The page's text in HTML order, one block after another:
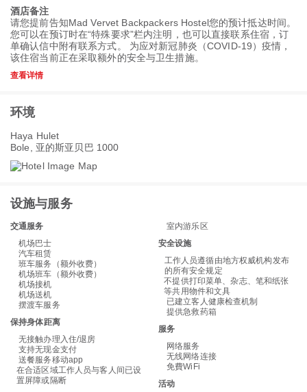
酒店备注
请您提前告知Mad Vervet Backpackers Hostel您的预计抵达时间。
您可以在预订时在“特殊要求”栏内注明，也可以直接联系住宿，订
单确认信中附有联系方式。 为应对新冠肺炎（COVID-19）疫情，
该住宿当前正在采取额外的安全与卫生措施。
查看详情
环境
Haya Hulet
Bole, 亚的斯亚贝巴 1000
设施与服务
交通服务
机场巴士
汽车租赁
班车服务（额外收费）
机场班车（额外收费）
机场接机
机场送机
摆渡车服务
保持身体距离
无接触办理入住/退房
支持无现金支付
送餐服务移动app
在合适区域工作人员与客人间已设
置屏障或隔断
室内游乐区
安全设施
工作人员遵循由地方权威机构发布
的所有安全规定
不提供打印菜单、杂志、笔和纸张
等共用物件和文具
已建立客人健康检查机制
提供急救药箱
服务
网络服务
无线网络连接
免費WiFi
活动